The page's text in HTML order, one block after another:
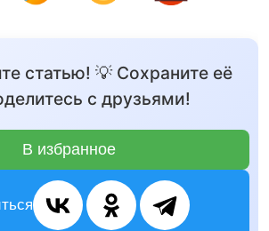
статью! 💡 Сохраните её
с друзьями!
В избранное